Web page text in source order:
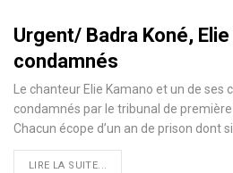
Urgent/ Badra Koné,
condamnés
Le chanteur Elie Kamano et un de ses
condamnés par le tribunal de
Chacun écope d’un an de prison dont
LIRE LA SUITE...